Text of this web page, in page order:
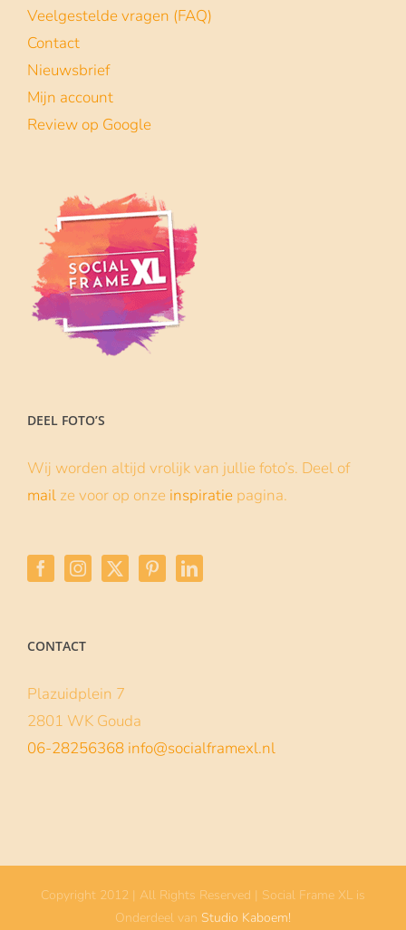
Veelgestelde vragen (FAQ)
Contact
Nieuwsbrief
Mijn account
Review op Google
DEEL FOTO’S
Wij worden altijd vrolijk van jullie foto’s. Deel of
mail ze voor op onze inspiratie pagina.
CONTACT
Plazuidplein 7
2801 WK Gouda
06-28256368 info@socialframexl.nl
Copyright 2012 | All Rights Reserved | Social Frame XL is
Onderdeel van Studio Kaboem!